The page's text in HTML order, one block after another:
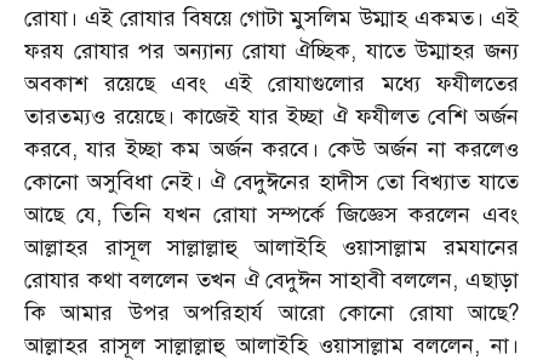
রোযা। এই রোযার বিষয়ে গোটা মুসলিম উম্মাহ একমত। এই
ফরয রোযার পর অন্যান্য রোযা ঐচ্ছিক, যাতে উম্মাহর জন্য
অবকাশ রয়েছে এবং এই রোযাগুলোর মধ্যে ফযীলতের
তারতম্যও রয়েছে। কাজেই যার ইচ্ছা ঐ ফযীলত বেশি অর্জন
করবে, যার ইচ্ছা কম অর্জন করবে। কেউ অর্জন না করলেও
কোনো অসুবিধা নেই। ঐ বেদুঈনের হাদীস তো বিখ্যাত যাতে
আছে যে, তিনি যখন রোযা সম্পর্কে জিজ্ঞেস করলেন এবং
আল্লাহর রাসূল সাল্লাল্লাহু আলাইহি ওয়াসাল্লাম রমযানের
রোযার কথা বললেন তখন ঐ বেদুঈন সাহাবী বললেন, এছাড়া
কি আমার উপর অপরিহার্য আরো কোনো রোযা আছে?
আল্লাহর রাসূল সাল্লাল্লাহু আলাইহি ওয়াসাল্লাম বললেন, না।